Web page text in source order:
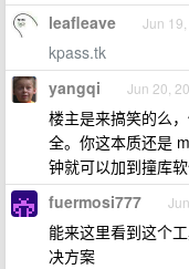
leafleave Jun
kpass.tk
yangqi Jun 20,
楼主是来搞笑的么
全。你这本质还是
钟就可以加到撞库软
fuermosi777
能来这里看到这个
决方案